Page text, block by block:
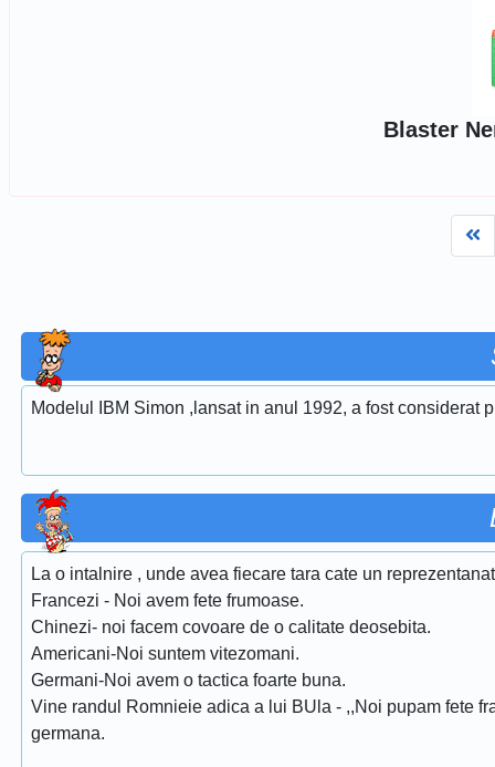
Blaster
Modelul IBM Simon ,lansat in anul 1992, a fost considerat
La o intalnire , unde avea fiecare tara cate un
Francezi - Noi avem fete frumoase.
Chinezi- noi facem covoare de o calitate deosebita.
Americani-Noi suntem vitezomani.
Germani-Noi avem o tactica foarte buna.
Vine randul Romnieie adica a lui BUla - ,,Noi pupam fete
germana.